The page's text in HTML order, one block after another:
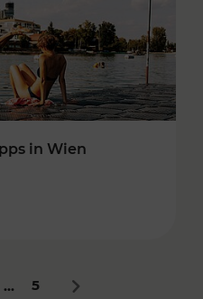
in Wien
... 5 Nächstes